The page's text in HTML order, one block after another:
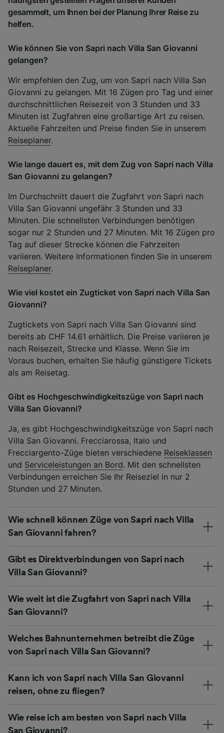
gesammelt, um Ihnen bei der Planung Ihrer Reise zu
helfen.
Wie können Sie von Sapri nach Villa San Giovanni
gelangen?
Wir empfehlen den Zug, um von Sapri nach Villa San
Giovanni zu gelangen. Mit 16 Zügen pro Tag und einer
durchschnittlichen Reisezeit von 3 Stunden und 33
Minuten ist Zugfahren eine großartige Art zu reisen.
Aktuelle Fahrzeiten und Preise finden Sie in unserem
Reiseplaner.
Wie lange dauert es, mit dem Zug von Sapri nach Villa
San Giovanni zu gelangen?
Im Durchschnitt dauert die Zugfahrt von Sapri nach
Villa San Giovanni ungefähr 3 Stunden und 33
Minuten. Die schnellsten Verbindungen benötigen
sogar nur 2 Stunden und 27 Minuten. Mit 16 Zügen pro
Tag auf dieser Strecke können die Fahrzeiten
variieren. Weitere Informationen finden Sie in unserem
Reiseplaner.
Wie viel kostet ein Zugticket von Sapri nach Villa San
Giovanni?
Zugtickets von Sapri nach Villa San Giovanni sind
bereits ab CHF 14.61 erhältlich. Die Preise variieren je
nach Reisezeit, Strecke und Klasse. Wenn Sie im
Voraus buchen, erhalten Sie häufig günstigere Tickets
als am Reisetag.
Gibt es Hochgeschwindigkeitszüge von Sapri nach
Villa San Giovanni?
Ja, es gibt Hochgeschwindigkeitszüge von Sapri nach
Villa San Giovanni. Frecciarossa, Italo und
Frecciargento-Züge bieten verschiedene Reiseklassen
und Serviceleistungen an Bord. Mit den schnellsten
Verbindungen erreichen Sie Ihr Reiseziel in nur 2
Stunden und 27 Minuten.
Wie schnell können Züge von Sapri nach Villa
San Giovanni fahren?
Gibt es Direktverbindungen von Sapri nach
Villa San Giovanni?
Wie weit ist die Zugfahrt von Sapri nach Villa
San Giovanni?
Welches Bahnunternehmen betreibt die Züge
von Sapri nach Villa San Giovanni?
Kann ich von Sapri nach Villa San Giovanni
reisen, ohne zu fliegen?
Wie reise ich am besten von Sapri nach Villa
San Giovanni?